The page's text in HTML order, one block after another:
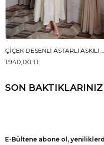
1.940,00 TL
SON BAKTIKLARINIZ
E-Bültene abone ol,